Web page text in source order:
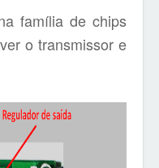
família de chips
o transmissor e